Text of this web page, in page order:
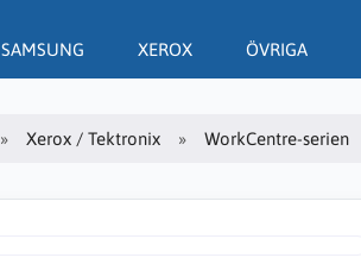
SAMSUNG XEROX ÖVRIGA
Xerox / Tektronix WorkCentre-serien